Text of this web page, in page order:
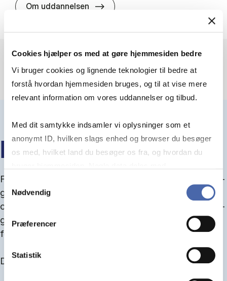
Cookies hjælper os med at gøre hjemmesiden bedre
Vi bruger cookies og lignende teknologier til bedre at
forstå hvordan hjemmesiden bruges, og til at vise mere
relevant information om vores uddannelser og tilbud.
Med dit samtykke indsamler vi oplysninger som et
anonymt ID, hvilken slags enhed og browser du besøger
os med, hvilket land du besøger os fra, og hvordan du
markedsføring. Du bestemmer selv - og kan altid trække
Samtykkevalg
Nødvendig
Præferencer
Statistik
Om uddannelsen HA(jur.) - erhvervs­økonomi og
IN­FO­MØ­DER OM OP­TA­GEL­SE
Fra september kan du del­tage i in­fo­mø­der om op­ta­
gel­se, hvor vi gu­i­der dig igen­nem an­søg­nings­pro­
ces­sen, og for­tæl­ler om kvo­te 1 og 2, sprog- og ad­
gangs­krav, og hvordan du forbedrer dine chancer
for at blive optaget.
Du kan finde alle events her i slutningen af august.